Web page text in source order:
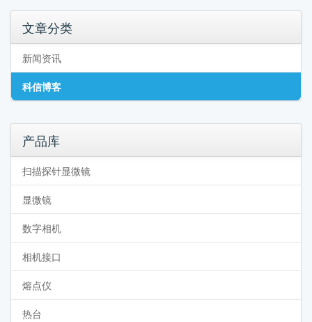
文章分类
新闻资讯
科信博客
产品库
扫描探针显微镜
显微镜
数字相机
相机接口
熔点仪
热台